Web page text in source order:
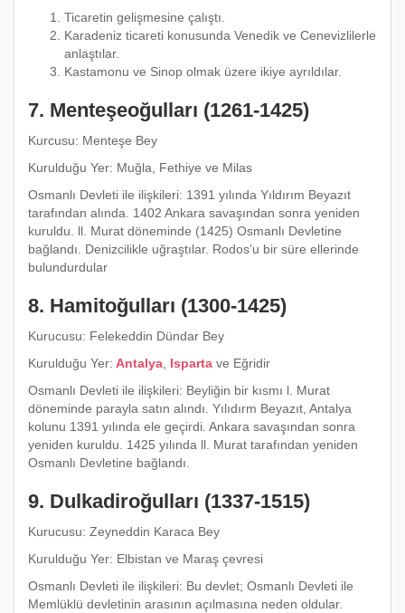
Ticaretin gelişmesine çalıştı.
Karadeniz ticareti konusunda Venedik ve Cenevizlilerle
anlaştılar.
Kastamonu ve Sinop olmak üzere ikiye ayrıldılar.
7. Menteşeoğulları (1261-1425)
Kurcusu: Menteşe Bey
Kurulduğu Yer: Muğla, Fethiye ve Milas
Osmanlı Devleti ile ilişkileri: 1391 yılında Yıldırım Beyazıt
tarafından alında. 1402 Ankara savaşından sonra yeniden
kuruldu. ll. Murat döneminde (1425) Osmanlı Devletine
bağlandı. Denizcilikle uğraştılar. Rodos’u bir süre ellerinde
bulundurdular
8. Hamitoğulları (1300-1425)
Kurucusu: Felekeddin Dündar Bey
Kurulduğu Yer: Antalya, Isparta ve Eğridir
Osmanlı Devleti ile ilişkileri: Beyliğin bir kısmı l. Murat
döneminde parayla satın alındı. Yılıdırm Beyazıt, Antalya
kolunu 1391 yılında ele geçirdi. Ankara savaşından sonra
yeniden kuruldu. 1425 yılında ll. Murat tarafından yeniden
Osmanlı Devletine bağlandı.
9. Dulkadiroğulları (1337-1515)
Kurucusu: Zeyneddin Karaca Bey
Kurulduğu Yer: Elbistan ve Maraş çevresi
Osmanlı Devleti ile ilişkileri: Bu devlet; Osmanlı Devleti ile
Memlüklü devletinin arasının açılmasına neden oldular.